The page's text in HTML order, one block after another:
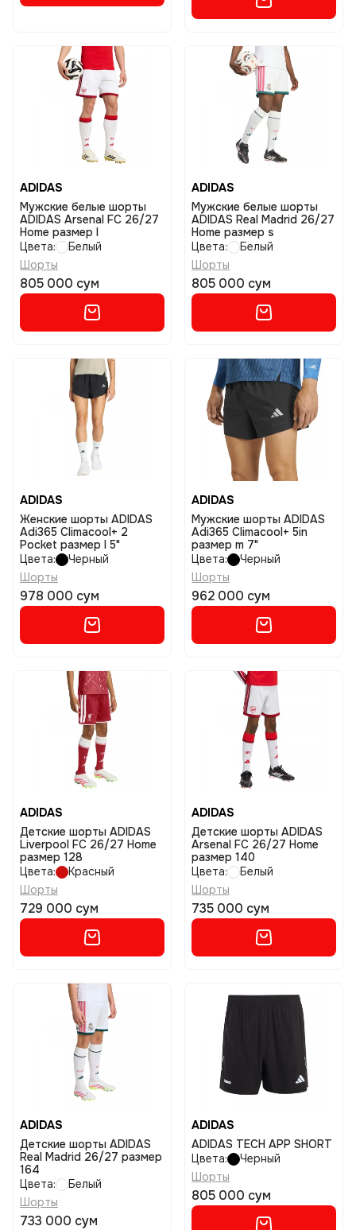
ADIDAS
Мужские белые шорты
ADIDAS Arsenal FC 26/27
Home размер l
Цвета:
Белый
Шорты
805 000 сум
ADIDAS
Мужские белые шорты
ADIDAS Real Madrid 26/27
Home размер s
Цвета:
Белый
Шорты
805 000 сум
ADIDAS
Женские шорты ADIDAS
Adi365 Climacool+ 2
Pocket размер l 5"
Цвета:
Черный
Шорты
978 000 сум
ADIDAS
Мужские шорты ADIDAS
Adi365 Climacool+ 5in
размер m 7"
Цвета:
Черный
Шорты
962 000 сум
ADIDAS
Детские шорты ADIDAS
Liverpool FC 26/27 Home
размер 128
Цвета:
Красный
Шорты
729 000 сум
ADIDAS
Детские шорты ADIDAS
Arsenal FC 26/27 Home
размер 140
Цвета:
Белый
Шорты
735 000 сум
ADIDAS
Детские шорты ADIDAS
Real Madrid 26/27 размер
164
Цвета:
Белый
Шорты
733 000 сум
ADIDAS
ADIDAS TECH APP SHORT
Цвета:
Черный
Шорты
805 000 сум